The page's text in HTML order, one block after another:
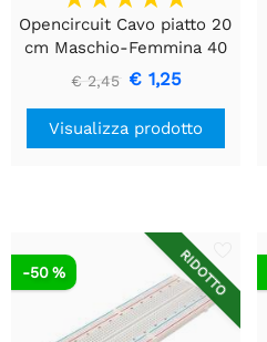
Opencircuit Cavo piatto 20
cm Maschio-Femmina 40
pezzi
€ 2,45 € 1,25
Visualizza prodotto
RIDOTTO
-50 %